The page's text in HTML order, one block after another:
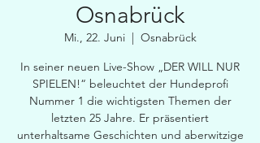
Osnabrück
Mi., 22. Juni
  |
Osnabrück
In seiner neuen Live-Show „DER WILL NUR
SPIELEN!“ beleuchtet der Hundeprofi
Nummer 1 die wichtigsten Themen der
letzten 25 Jahre. Er präsentiert
unterhaltsame Geschichten und aberwitzige